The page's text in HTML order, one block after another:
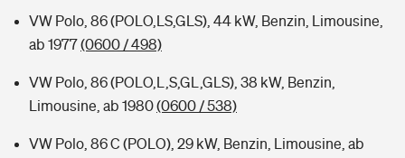
VW Polo, 86 (POLO,LS,GLS), 44 kW, Benzin, Limousine,
ab 1977(0600 / 498)
VW Polo, 86 (POLO,L,S,GL,GLS), 38 kW, Benzin,
Limousine, ab 1980(0600 / 538)
VW Polo, 86 C (POLO), 29 kW, Benzin, Limousine, ab